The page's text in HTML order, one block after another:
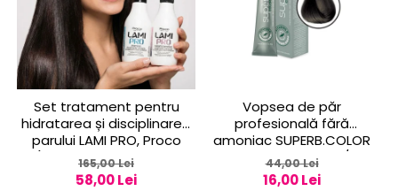
Set tratament pentru
hidratarea și disciplinarea
parului LAMI PRO, Proco
(șampon + balsam 2x
250ml)
165,00 Lei
58,00 Lei
Vopsea de păr
profesională fără
amoniac SUPERB.COLOR
100 ml - Pro.Co - 6/01
BLOND INCHIS CENUSIU
44,00 Lei
16,00 Lei